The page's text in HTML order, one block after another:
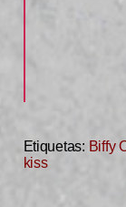
Etiquetas: Biffy
kiss